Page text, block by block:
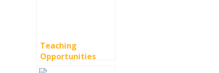
Teaching
Opportunities